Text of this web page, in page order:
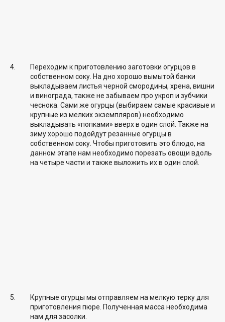
Переходим к приготовлению заготовки огурцов в
собственном соку. На дно хорошо вымытой банки
выкладываем листья черной смородины, хрена, вишни
и винограда, также не забываем про укроп и зубчики
чеснока. Сами же огурцы (выбираем самые красивые и
крупные из мелких экземпляров) необходимо
выкладывать «попками» вверх в один слой. Также на
зиму хорошо подойдут резанные огурцы в
собственном соку. Чтобы приготовить это блюдо, на
данном этапе нам необходимо порезать овощи вдоль
на четыре части и также выложить их в один слой.
Крупные огурцы мы отправляем на мелкую терку для
приготовления пюре. Полученная масса необходима
нам для засолки.